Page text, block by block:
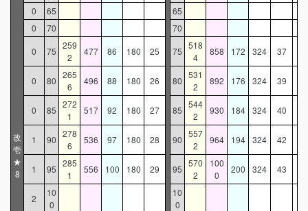
改
壱
★
8
0
65
65
0
70
70
0
75
259
2
477 86 180 25 75
518
4
858 172 324 37
0 80
265
6
496 88 180 26 80
531
2
892 176 324 39
0 85
272
1
517 92 180 27 85
544
2
930 184 324 40
1 90
278
6
536 97 180 28 90
557
2
964 194 324 42
1 95
285
1
556 100 180 29 95
570
2
100
0
200 324 43
2
10
0
10
0